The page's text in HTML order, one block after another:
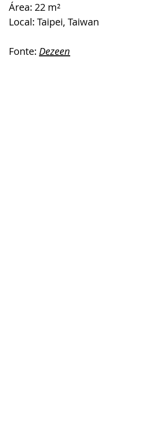
Área: 22 m²
Local: Taipei, Taiwan
Fonte: Dezeen